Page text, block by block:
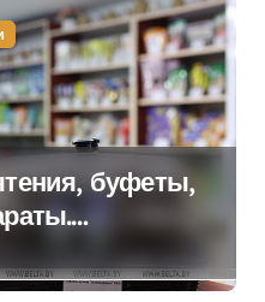
буфеты,
изменениях в